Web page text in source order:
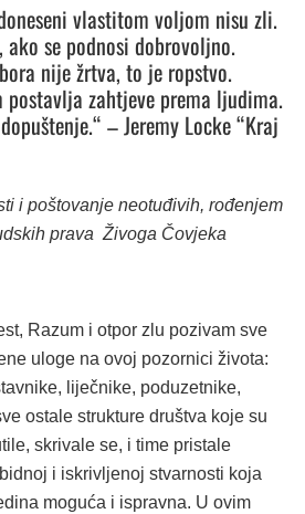
vlastitom voljom nisu zli.
se podnosi dobrovoljno.
nije žrtva, to je ropstvo.
zahtjeve prema ljudima.
– Jeremy Locke “Kraj
i poštovanje neotuđivih, rođenjem
prava Živoga Čovjeka
Razum i otpor zlu pozivam sve
uloge na ovoj pozornici života:
liječnike, poduzetnike,
ostale strukture društva koje su
skrivale se, i time pristale
i iskrivljenoj stvarnosti koja
moguća i ispravna. U ovim